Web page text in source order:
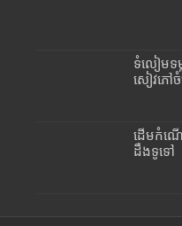
ទំលៀមទ
សៀវភៅ
ដើមកំណ
ដឹងទូទៅ